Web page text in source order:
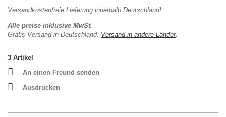
Versandkostenfreie Lieferung innerhalb Deutschland!
Alle preise inklusive MwSt.
Gratis Versand in Deutschland. Versand in andere Länder.
3 Artikel
An einen Freund senden
Ausdrucken